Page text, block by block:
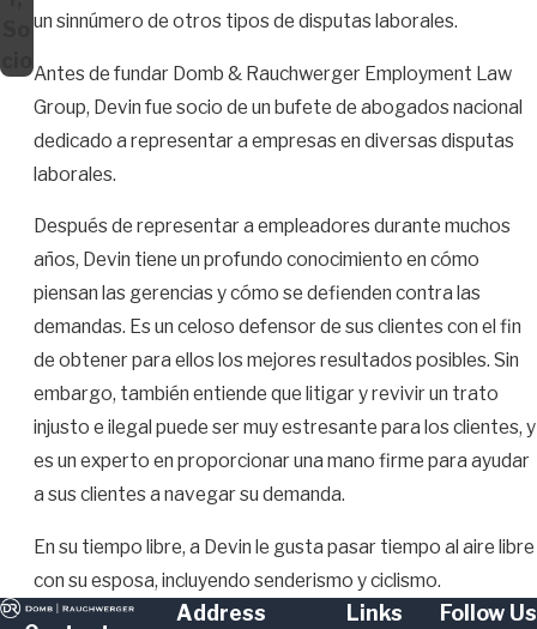
un sinnúmero de otros tipos de disputas laborales.
Antes de fundar Domb & Rauchwerger Employment Law
Group, Devin fue socio de un bufete de abogados nacional
dedicado a representar a empresas en diversas disputas
laborales.
Después de representar a empleadores durante muchos
años, Devin tiene un profundo conocimiento en cómo
piensan las gerencias y cómo se defienden contra las
demandas. Es un celoso defensor de sus clientes con el fin
de obtener para ellos los mejores resultados posibles. Sin
embargo, también entiende que litigar y revivir un trato
injusto e ilegal puede ser muy estresante para los clientes, y
es un experto en proporcionar una mano firme para ayudar
a sus clientes a navegar su demanda.
En su tiempo libre, a Devin le gusta pasar tiempo al aire libre
con su esposa, incluyendo senderismo y ciclismo.
Address Links Follow Us